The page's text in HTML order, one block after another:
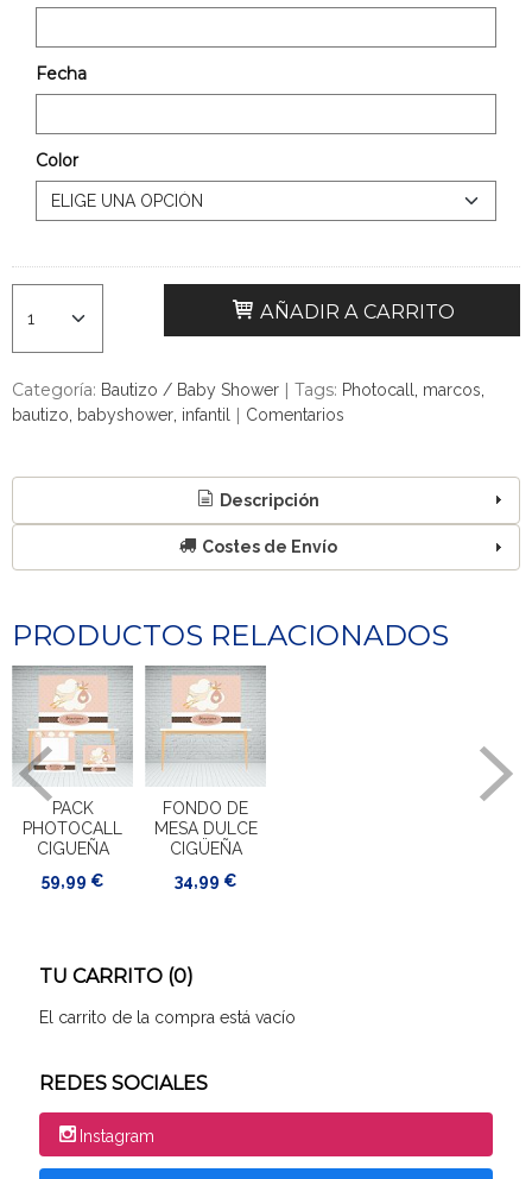
TU CARRITO (0)
El carrito de la compra está vacío
REDES SOCIALES
Instagram
Fecha
Color
AÑADIR A CARRITO
Categoría: Bautizo / Baby Shower | Tags: Photocall
marcos
bautizo
babyshower infantil | Comentarios
Descripción
Costes de Envío
PRODUCTOS RELACIONADOS
PACK
PHOTOCALL
CIGUEÑA
59,99 €
FONDO DE
MESA DULCE
CIGÜEÑA
34,99 €